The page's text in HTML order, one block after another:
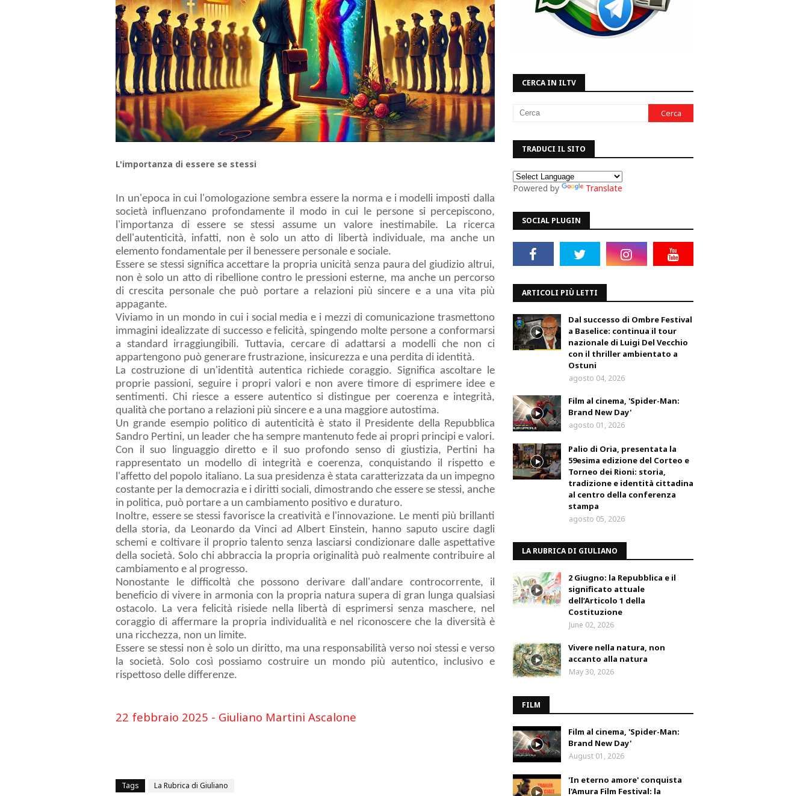
L'importanza di essere se stessi
In un'epoca in cui l'omologazione sembra essere la norma e i modelli imposti dalla
società influenzano profondamente il modo in cui le persone si percepiscono,
l'importanza di essere se stessi assume un valore inestimabile. La ricerca
dell'autenticità, infatti, non è solo un atto di libertà individuale, ma anche un
elemento fondamentale per il benessere personale e sociale.
Essere se stessi significa accettare la propria unicità senza paura del giudizio altrui,
non è solo un atto di ribellione contro le pressioni esterne, ma anche un percorso
di crescita personale che può portare a relazioni più sincere e a una vita più
appagante.
Viviamo in un mondo in cui i social media e i mezzi di comunicazione trasmettono
immagini idealizzate di successo e felicità, spingendo molte persone a conformarsi
a standard irraggiungibili. Tuttavia, cercare di adattarsi a modelli che non ci
appartengono può generare frustrazione, insicurezza e una perdita di identità.
La costruzione di un'identità autentica richiede coraggio. Significa ascoltare le
proprie passioni, seguire i propri valori e non avere timore di esprimere idee e
sentimenti. Chi riesce a essere autentico si distingue per coerenza e integrità,
qualità che portano a relazioni più sincere e a una maggiore autostima.
Un grande esempio politico di autenticità è stato il Presidente della Repubblica
Sandro Pertini, un leader che ha sempre mantenuto fede ai propri principi e valori.
Con il suo linguaggio diretto e il suo profondo senso di giustizia, Pertini ha
rappresentato un modello di integrità e coerenza, conquistando il rispetto e
l'affetto del popolo italiano. La sua presidenza è stata caratterizzata da un impegno
costante per la democrazia e i diritti sociali, dimostrando che essere se stessi, anche
in politica, può portare a un cambiamento positivo e duraturo.
Inoltre, essere se stessi favorisce la creatività e l'innovazione. Le menti più brillanti
della storia, da Leonardo da Vinci ad Albert Einstein, hanno saputo uscire dagli
schemi e coltivare il proprio talento senza lasciarsi condizionare dalle aspettative
della società. Solo chi abbraccia la propria originalità può realmente contribuire al
cambiamento e al progresso.
Nonostante le difficoltà che possono derivare dall'andare controcorrente, il
beneficio di vivere in armonia con la propria natura supera di gran lunga qualsiasi
ostacolo. La vera felicità risiede nella libertà di esprimersi senza maschere, nel
coraggio di affermare la propria individualità e nel riconoscere che la diversità è
una ricchezza, non un limite.
Essere se stessi non è solo un diritto, ma una responsabilità verso noi stessi e verso
la società. Solo così possiamo costruire un mondo più autentico, inclusivo e
rispettoso delle differenze.
22 febbraio 2025 - Giuliano Martini Ascalone
Tags La Rubrica di Giuliano
CERCA IN ILTV
TRADUCI IL SITO
Powered by Translate
SOCIAL PLUGIN
ARTICOLI PIÙ LETTI
Dal successo di Ombre Festival
a Baselice: continua il tour
nazionale di Luigi Del Vecchio
con il thriller ambientato a
Ostuni
agosto 04, 2026
Film al cinema, 'Spider-Man:
Brand New Day'
agosto 01, 2026
Palio di Oria, presentata la
59esima edizione del Corteo e
Torneo dei Rioni: storia,
tradizione e identità cittadina
al centro della conferenza
stampa
agosto 05, 2026
LA RUBRICA DI GIULIANO
2 Giugno: la Repubblica e il
significato attuale
dell’Articolo 1 della
Costituzione
June 02, 2026
Vivere nella natura, non
accanto alla natura
May 30, 2026
FILM
Film al cinema, 'Spider-Man:
Brand New Day'
August 01, 2026
'In eterno amore' conquista
l'Amura Film Festival: la